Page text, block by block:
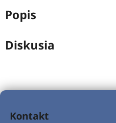
Popis
Diskusia
Z
Kontakt